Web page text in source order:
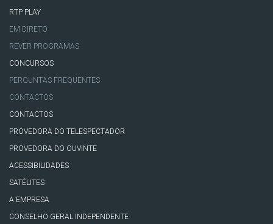
RTP PLAY
EM DIRETO
REVER PROGRAMAS
CONCURSOS
PERGUNTAS FREQUENTES
CONTACTOS
CONTACTOS
PROVEDORA DO TELESPECTADOR
PROVEDORA DO OUVINTE
ACESSIBILIDADES
SATÉLITES
A EMPRESA
CONSELHO GERAL INDEPENDENTE